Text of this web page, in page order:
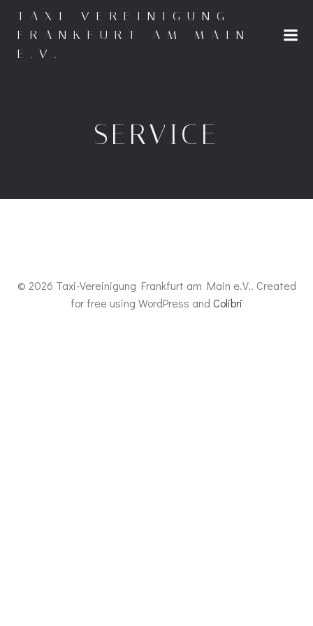
Inhalt
springen
TAXI-VEREINIGUNG
FRANKFURT AM MAIN
E.V.
SERVICE
© 2026 Taxi-Vereinigung Frankfurt am Main e.V.. Created
for free using WordPress and Colibri